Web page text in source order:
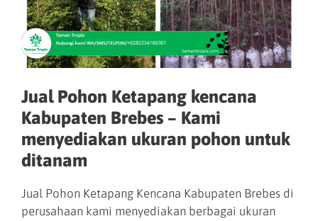
Jual Pohon Ketapang kencana
Kabupaten Brebes – Kami
menyediakan ukuran pohon untuk
ditanam
Jual Pohon Ketapang Kencana Kabupaten Brebes di
perusahaan kami menyediakan berbagai ukuran